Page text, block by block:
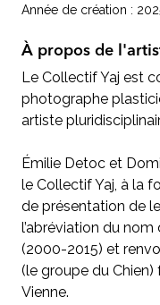
Année de création :
À propos de
Le Collectif Yaj est
photographe
artiste
Émilie Detoc et
le Collectif Yaj, à la
de présentation de
l’abréviation du
(2000-2015) et
(le groupe du Chien)
Vienne.